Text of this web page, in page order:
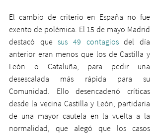
El cambio de criterio en España no fue
exento de polémica. El 15 de mayo Madrid
destacó que sus 49 contagios del día
anterior eran menos que los de Castilla y
León o Cataluña, para pedir una
desescalada más rápida para su
Comunidad. Ello desencadenó críticas
desde la vecina Castilla y León, partidaria
de una mayor cautela en la vuelta a la
normalidad, que alegó que los casos